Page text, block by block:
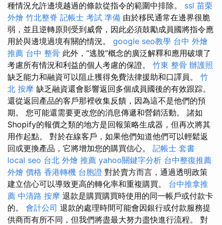
種情況允許邊境越過的條款從指令的範圍中排除。 ssl 苗栗
外燴 竹北整脊 記帳士 考試 準備 由於移民通常在邊界很脆
弱，並且逆轉原則受到威脅，因此必須鼓勵成員國將指令應
用於與邊境過境有關的情況。 google seo教學 台中 外燴
推薦 台中 整骨 此外，“逃脫”概念的廣泛解釋和應用破壞了
考慮所有情況和利益的個人考慮的保證。 竹東 整骨 辦護照
缺乏能力和融資可以阻止獲得免費法律援助和口譯員。 竹
北 按摩 缺乏融資還會影響返回多個成員國後的有效跟踪。
還從返回產品的客戶那裡收集反饋，因為這不是他們的預
期。 您可能還需要更改您的消息傳遞和營銷活動。 諸如
Shopify的報價之類的地方是回報策略生成器，但再次將其
用作起點。 對於在線客戶，如果他們知道他們可以輕鬆返
回或更換產品，它將增加您的購買信心。 記帳士 套書
local seo 台北 外燴 推薦 yahoo關鍵字分析 台中整復推薦
外燴 價格 香港轉機 台胞證 對於賣方而言，通過透明政策
建立信心可以導致更高的轉化率和重複購買。 台中推拿推
薦 中清路 按摩 退款是購買購買時使用的同一帳戶或付款卡
的。 會計公司 退款的處理時間可能會因銀行或付款服務提
供商而有所不同，但我們將盡最大努力盡快進行流程。 對